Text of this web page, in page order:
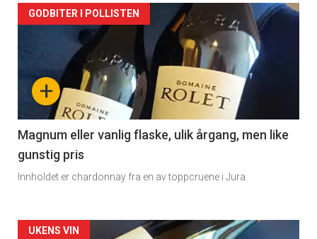
Forsiden
akkurat
nå
3
+
GODBITER I POLLISTEN
Magnum eller vanlig flaske, ulik årgang, men like
gunstig pris
Innholdet er chardonnay fra en av toppcruene i Jura.
UKENS VIN